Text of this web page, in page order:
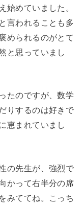
始めていました。
言われることも多
められるのがとて
と思っていまし
たのですが、数学
りするのは好きで
恵まれていまし
の先生が、強烈で
かって右半分の席
みててね。こっち